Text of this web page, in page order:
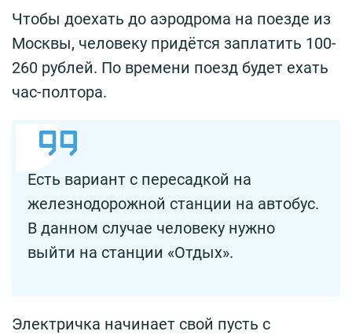
Чтобы доехать до аэродрома на поезде из
Москвы, человеку придётся заплатить 100-
260 рублей. По времени поезд будет ехать
час-полтора.
Есть вариант с пересадкой на
железнодорожной станции на автобус.
В данном случае человеку нужно
выйти на станции «Отдых».
Электричка начинает свой пусть с